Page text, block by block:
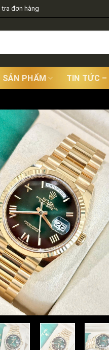
đơn hàng
SẢN PHẨM TIN TỨC –